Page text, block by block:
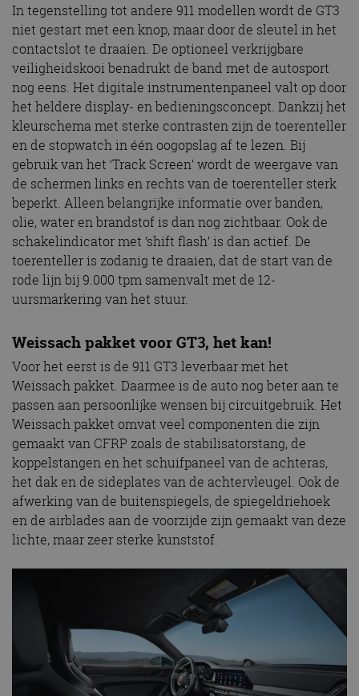
In tegenstelling tot andere 911 modellen wordt de GT3
niet gestart met een knop, maar door de sleutel in het
contactslot te draaien. De optioneel verkrijgbare
veiligheidskooi benadrukt de band met de autosport
nog eens. Het digitale instrumentenpaneel valt op door
het heldere display- en bedieningsconcept. Dankzij het
kleurschema met sterke contrasten zijn de toerenteller
en de stopwatch in één oogopslag af te lezen. Bij
gebruik van het ‘Track Screen’ wordt de weergave van
de schermen links en rechts van de toerenteller sterk
beperkt. Alleen belangrijke informatie over banden,
olie, water en brandstof is dan nog zichtbaar. Ook de
schakelindicator met ‘shift flash’ is dan actief. De
toerenteller is zodanig te draaien, dat de start van de
rode lijn bij 9.000 tpm samenvalt met de 12-
uursmarkering van het stuur.
Weissach pakket voor GT3, het kan!
Voor het eerst is de 911 GT3 leverbaar met het
Weissach pakket. Daarmee is de auto nog beter aan te
passen aan persoonlijke wensen bij circuitgebruik. Het
Weissach pakket omvat veel componenten die zijn
gemaakt van CFRP zoals de stabilisatorstang, de
koppelstangen en het schuifpaneel van de achteras,
het dak en de sideplates van de achtervleugel. Ook de
afwerking van de buitenspiegels, de spiegeldriehoek
en de airblades aan de voorzijde zijn gemaakt van deze
lichte, maar zeer sterke kunststof.